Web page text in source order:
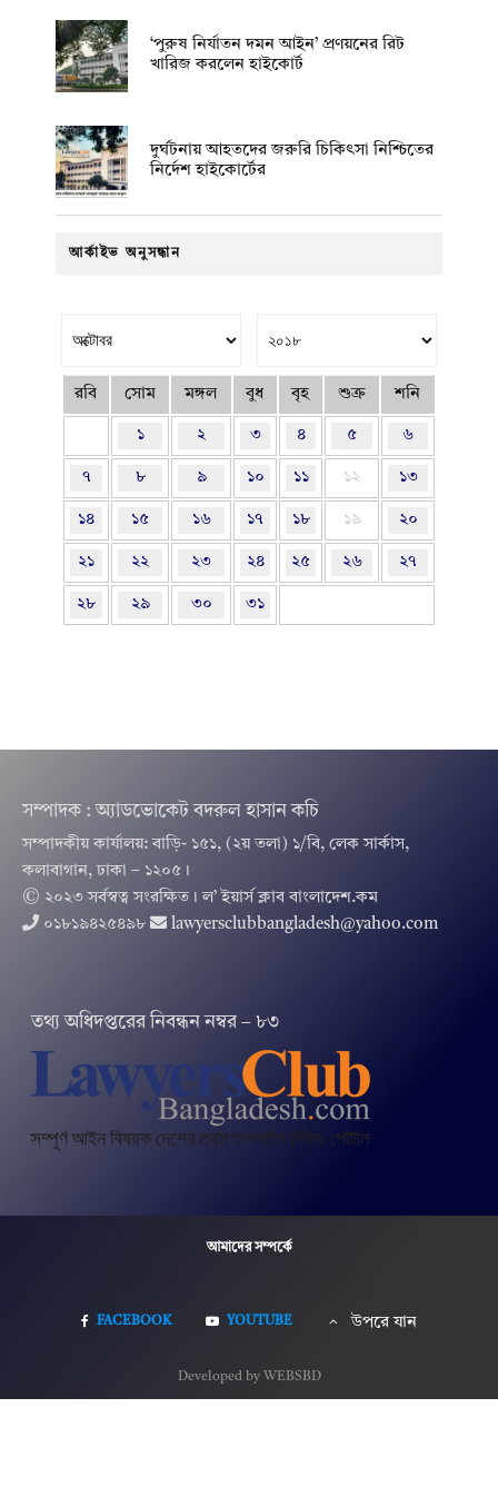
‘পুরুষ নির্যাতন দমন আইন’ প্রণয়নের রিট
খারিজ করলেন হাইকোর্ট
দুর্ঘটনায় আহতদের জরুরি চিকিৎসা নিশ্চিতের
নির্দেশ হাইকোর্টের
আর্কাইভ অনুসন্ধান
রবি সোম মঙ্গল বুধ বৃহ শুক্র শনি
১ ২ ৩ ৪ ৫ ৬
৭ ৮ ৯ ১০ ১১ ১২ ১৩
১৪ ১৫ ১৬ ১৭ ১৮ ১৯ ২০
২১ ২২ ২৩ ২৪ ২৫ ২৬ ২৭
২৮ ২৯ ৩০ ৩১
সম্পাদক : অ্যাডভোকেট বদরুল হাসান কচি
সম্পাদকীয় কার্যালয়: বাড়ি- ১৫১, (২য় তলা) ১/বি, লেক সার্কাস,
কলাবাগান, ঢাকা – ১২০৫।
© ২০২৩ সর্বস্বত্ব সংরক্ষিত । ল’ ইয়ার্স ক্লাব বাংলাদেশ.কম
০১৮১৯৪২৫৪৯৮
lawyersclubbangladesh@yahoo.com
তথ‌্য অ‌ধিদপ্ত‌রের নিবন্ধন নম্বর – ৮৩
আমাদের সম্পর্কে
FACEBOOK YOUTUBE উপরে যান
Developed by WEBSBD